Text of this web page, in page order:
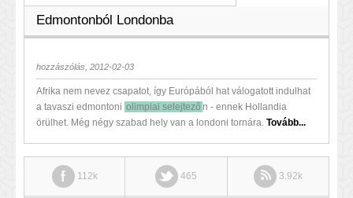
Edmontonból Londonba
hozzászólás, 2012-02-03
Afrika nem nevez csapatot, így Európából hat válogatott indulhat
a tavaszi edmontoni olimpiai selejtező n - ennek Hollandia
örülhet. Még négy szabad hely van a londoni tornára. Tovább...
112k 465 3.92k